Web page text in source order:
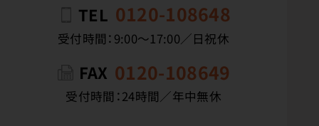
TEL 0120-108648
受付時間：9:00〜17:00／日祝休
FAX 0120-108649
受付時間：24時間／年中無休